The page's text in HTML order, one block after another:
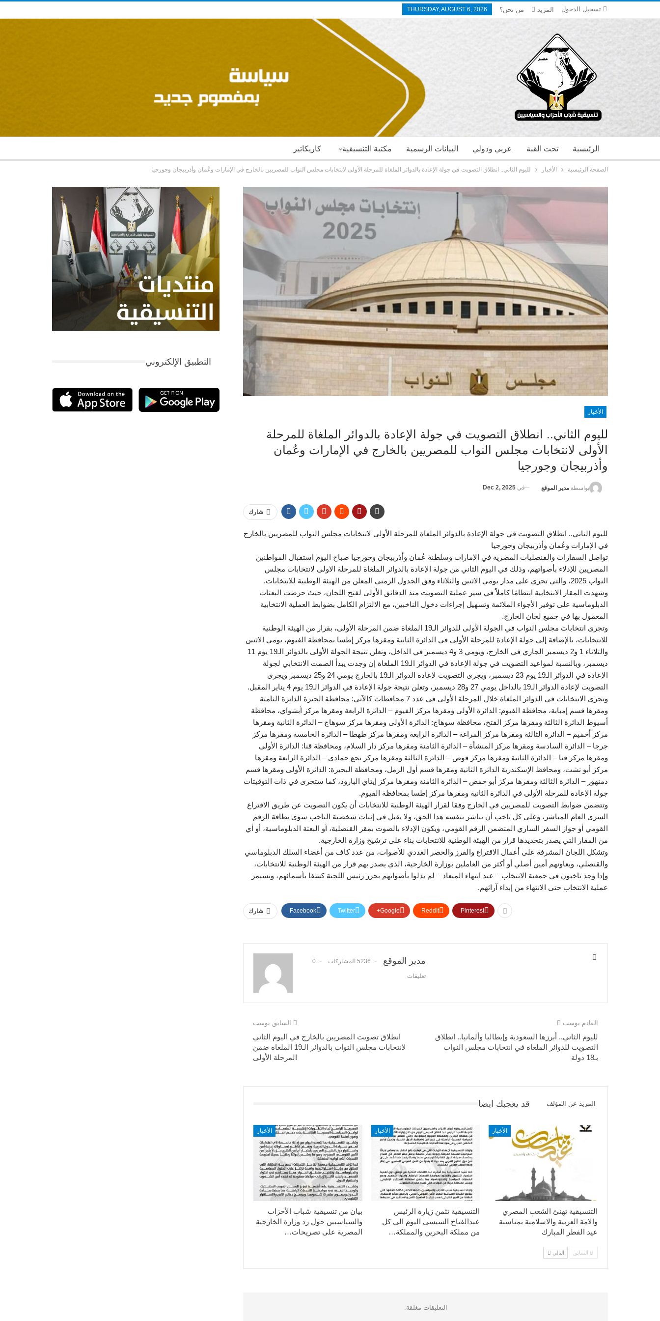
تسجيل الدخول THURSDAY, AUGUST 6, 2026 من نحن؟ المزيد
كاريكاتير مكتبة التنسيقية البيانات الرسمية عربي ودولي تحت القبة الرئيسية
الصفحة الرئيسية الأخبار لليوم الثاني.. انطلاق التصويت في جولة الإعادة بالدوائر الملغاة للمرحلة الأولى لانتخابات مجلس النواب للمصريين بالخارج في الإمارات وعُمان وأذربيجان وجورجيا
الأخبار
لليوم الثاني.. انطلاق التصويت في جولة الإعادة بالدوائر الملغاة للمرحلة
الأولى لانتخابات مجلس النواب للمصريين بالخارج في الإمارات وعُمان
وأذربيجان وجورجيا
بواسطة مدير الموقع في Dec 2, 2025
شارك
لليوم الثاني.. انطلاق التصويت في جولة الإعادة بالدوائر الملغاة للمرحلة الأولى لانتخابات مجلس النواب للمصريين بالخارج
في الإمارات وعُمان وأذربيجان وجورجيا
تواصل السفارات والقنصليات المصرية في الإمارات وسلطنة عُمان وأذربيجان وجورجيا صباح اليوم استقبال المواطنين
المصريين للإدلاء بأصواتهم، وذلك في اليوم الثاني من جولة الإعادة بالدوائر الملغاة للمرحلة الاولى لانتخابات مجلس
النواب 2025، والتي تجري على مدار يومي الاثنين والثلاثاء وفق الجدول الزمني المعلن من الهيئة الوطنية للانتخابات.
وشهدت المقار الانتخابية انتظامًا كاملاً في سير عملية التصويت منذ الدقائق الأولى لفتح اللجان، حيث حرصت البعثات
الدبلوماسية على توفير الأجواء الملائمة وتسهيل إجراءات دخول الناخبين، مع الالتزام الكامل بضوابط العملية الانتخابية
المعمول بها في جميع لجان الخارج.
وتجرى انتخابات مجلس النواب في الجولة الأولى للدوائر الـ19 الملغاة ضمن المرحلة الأولى، بقرار من الهيئة الوطنية
للانتخابات، بالإضافة إلى جولة الإعادة للمرحلة الأولى في الدائرة الثانية ومقرها مركز إطسا بمحافظة الفيوم، يومي الاثنين
والثلاثاء 1 و2 ديسمبر الجاري في الخارج، ويومي 3 و4 ديسمبر في الداخل، وتعلن نتيجة الجولة الأولى بالدوائر الـ19 يوم 11
ديسمبر، وبالنسبة لمواعيد التصويت في جولة الإعادة في الدوائر الـ19 الملغاة إن وجدت يبدأ الصمت الانتخابي لجولة
الإعادة في الدوائر الـ19 يوم 23 ديسمبر، ويجرى التصويت لإعادة الدوائر الـ19 بالخارج يومي 24 و25 ديسمبر ويجرى
التصويت لإعادة الدوائر الـ19 بالداخل يومي 27 و28 ديسمبر، وتعلن نتيجة جولة الإعادة في الدوائر الـ19 يوم 4 يناير المقبل.
وتجرى الانتخابات في الدوائر الملغاة خلال المرحلة الأولى في عدد 7 محافظات كالآتي: محافظة الجيزة الدائرة الثامنة
ومقرها قسم إمبابة، محافظة الفيوم: الدائرة الأولى ومقرها مركز الفيوم – الدائرة الرابعة ومقرها مركز أبشواي، محافظة
أسيوط الدائرة الثالثة ومقرها مركز الفتح، محافظة سوهاج: الدائرة الأولى ومقرها مركز سوهاج – الدائرة الثانية ومقرها
مركز أخميم – الدائرة الثالثة ومقرها مركز المراغة – الدائرة الرابعة ومقرها مركز طهطا – الدائرة الخامسة ومقرها مركز
جرجا – الدائرة السادسة ومقرها مركز المنشأة – الدائرة الثامنة ومقرها مركز دار السلام، ومحافظة قنا: الدائرة الأولى
ومقرها مركز قنا – الدائرة الثانية ومقرها مركز قوص – الدائرة الثالثة ومقرها مركز نجع حمادي – الدائرة الرابعة ومقرها
مركز أبو تشت، ومحافظ الإسكندرية الدائرة الثانية ومقرها قسم أول الرمل، ومحافظة البحيرة: الدائرة الأولى ومقرها قسم
دمنهور – الدائرة الثالثة ومقرها مركز أبو حمص – الدائرة الثامنة ومقرها مركز إيتاي البارود، كما ستجرى في ذات التوقيتات
جولة الإعادة للمرحلة الأولى في الدائرة الثانية ومقرها مركز إطسا بمحافظة الفيوم.
وتتضمن ضوابط التصويت للمصريين في الخارج وفقا لقرار الهيئة الوطنية للانتخابات أن يكون التصويت عن طريق الاقتراع
السرى العام المباشر، وعلى كل ناخب أن يباشر بنفسه هذا الحق، ولا يقبل في إثبات شخصية الناخب سوى بطاقة الرقم
القومي أو جواز السفر الساري المتضمن الرقم القومي، ويكون الإدلاء بالصوت بمقر القنصلية، أو البعثة الدبلوماسية، أو أي
من المقار التي يصدر بتحديدها قرار من الهيئة الوطنية للانتخابات بناء على ترشيح وزارة الخارجية.
وتشكل اللجان المشرفة على أعمال الاقتراع والفرز والحصر العددي للأصوات، من عدد كاف من أعضاء السلك الدبلوماسي
والقنصلي، ويعاونهم أمين أصلي أو أكثر من العاملين بوزارة الخارجية، الذي يصدر بهم قرار من الهيئة الوطنية للانتخابات،
وإذا وجد ناخبون في جمعية الانتخاب – عند انتهاء الميعاد – لم يدلوا بأصواتهم يحرر رئيس اللجنة كشفا بأسمائهم، وتستمر
عملية الانتخاب حتى الانتهاء من إبداء آرائهم.
شارك Facebook Twitter Google+ ReddIt Pinterest
مدير الموقع 5236 المشاركات 0
تعليقات
السابق بوست
انطلاق تصويت المصريين بالخارج في اليوم الثاني
لانتخابات مجلس النواب بالدوائر الـ19 الملغاة ضمن
المرحلة الأولى
القادم بوست
لليوم الثاني.. أبرزها السعودية وإيطاليا وألمانيا.. انطلاق
التصويت للدوائر الملغاة في انتخابات مجلس النواب
بـ18 دولة
قد يعجبك ايضا المزيد عن المؤلف
الأخبار
بيان من تنسيقية شباب الأحزاب
والسياسيين حول رد وزارة الخارجية
المصرية على تصريحات…
الأخبار
التنسيقية تثمن زيارة الرئيس
عبدالفتاح السيسى اليوم الي كل
من مملكة البحرين والمملكة…
الأخبار
التنسيقية تهنئ الشعب المصري
والامة العربية والاسلامية بمناسبة
عيد الفطر المبارك
السابق التالي
التعليقات مغلقة.
التطبيق الإلكتروني